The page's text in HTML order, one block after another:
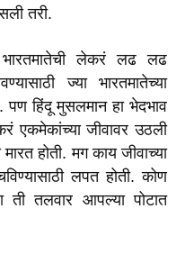
तरी.
भारतमातेची लेकरं लढ लढ
ज्या भारतमातेच्या
पण हिंदू मुसलमान हा भेदभाव
एकमेकांच्या जीवावर उठली
होती. मग काय जीवाच्या
लपत होती. कोण
तलवार आपल्या पोटात